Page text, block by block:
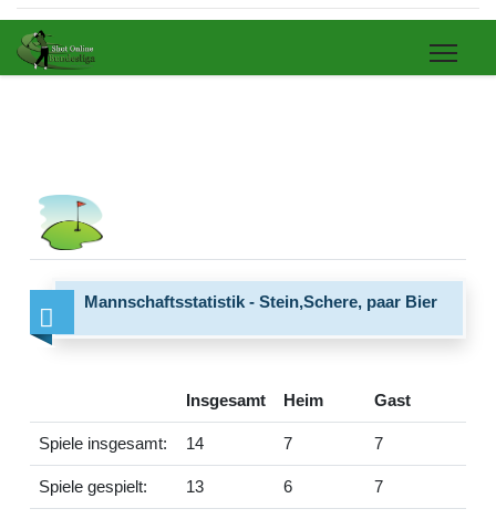
Mannschaftsstatistik - Stein,Schere, paar Bier
Insgesamt Heim Gast
Spiele insgesamt: 14 7 7
Spiele gespielt: 13 6 7